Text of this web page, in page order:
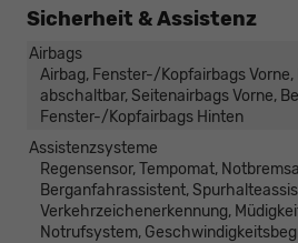
Sicherheit & Assistenz
Airbags
Airbag, Fenster-/Kopfairbags
abschaltbar, Seitenairbags Vorne,
Fenster-/Kopfairbags Hinten
Assistenzsysteme
Regensensor, Tempomat,
Berganfahrassistent,
Verkehrzeichenerkennung,
Notrufsystem,